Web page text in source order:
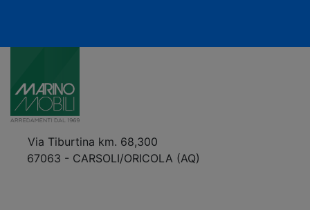
Via Tiburtina km. 68,300
67063 - CARSOLI/ORICOLA (AQ)